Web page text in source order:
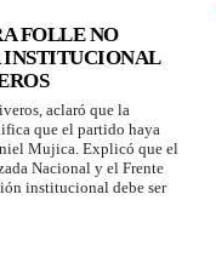
FOLLE NO
INSTITUCIONAL
aclaró que la
que el partido haya
Mujica. Explicó que el
Nacional y el Frente
institucional debe ser